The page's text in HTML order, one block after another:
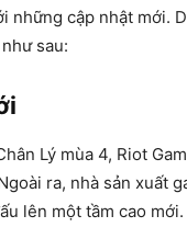
những cập nhật mới.
sau:
Lý mùa 4, Riot
ra, nhà sản xuất
lên một tầm cao